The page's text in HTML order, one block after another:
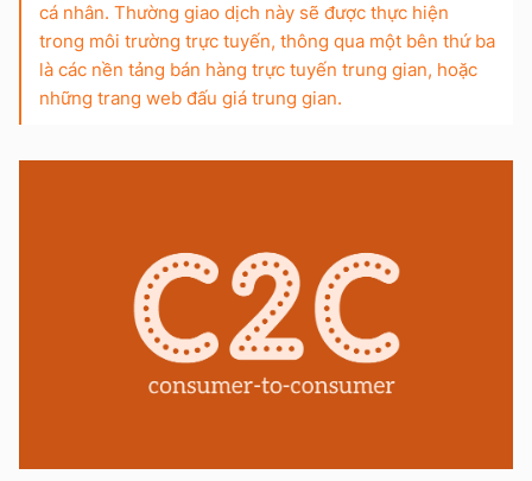
cá nhân. Thường giao dịch này sẽ được thực hiện
trong môi trường trực tuyến, thông qua một bên thứ ba
là các nền tảng bán hàng trực tuyến trung gian, hoặc
những trang web đấu giá trung gian.